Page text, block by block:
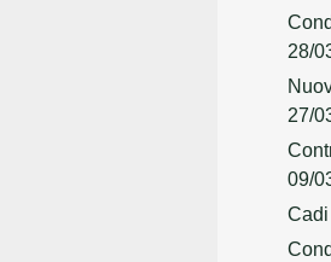
28/
27/
09/